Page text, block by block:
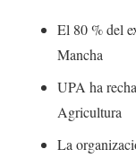
El 80 % del
Mancha
UPA ha
Agricultura
La